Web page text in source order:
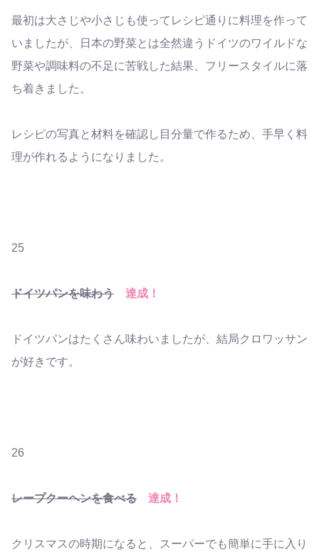
最初は大さじや小さじも使ってレシピ通りに料理を作って
いましたが、日本の野菜とは全然違うドイツのワイルドな
野菜や調味料の不足に苦戦した結果、フリースタイルに落
ち着きました。
レシピの写真と材料を確認し目分量で作るため、手早く料
理が作れるようになりました。
25
ドイツパンを味わう 達成！
ドイツパンはたくさん味わいましたが、結局クロワッサン
が好きです。
26
レープクーヘンを食べる 達成！
クリスマスの時期になると、スーパーでも簡単に手に入り